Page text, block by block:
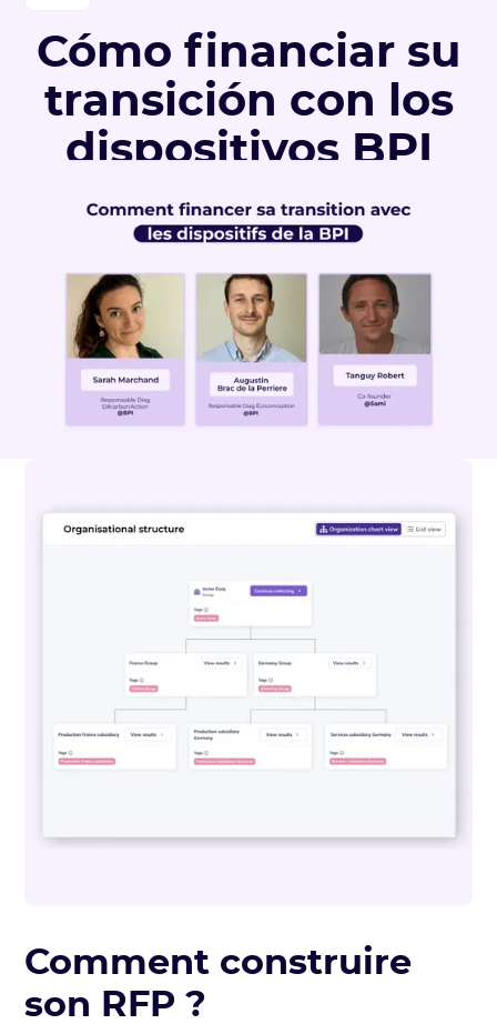
Cómo financiar su
transición con los
dispositivos BPI
Comment construire
son RFP ?